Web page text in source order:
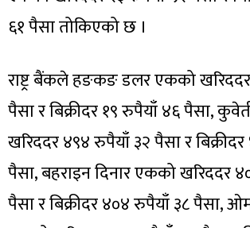
६१ पैसा तोकिएको छ ।
राष्ट्र बैंकले हङकङ डलर एकको
पैसा र बिक्रीदर १९ रुपैयाँ ४६ पैसा,
खरिददर ४९४ रुपैयाँ ३२ पैसा र
पैसा, बहराइन दिनार एकको खरिददर
पैसा र बिक्रीदर ४०४ रुपैयाँ ३८ पैसा,